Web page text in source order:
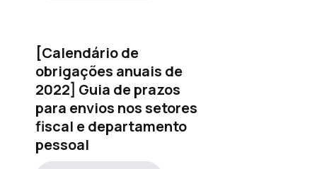
[Calendário de
obrigações anuais de
2022] Guia de prazos
para envios nos setores
fiscal e departamento
pessoal